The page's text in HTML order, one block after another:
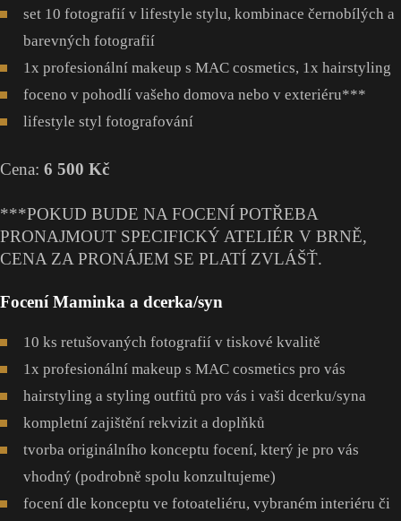
set 10 fotografií v lifestyle stylu, kombinace černobílých a
barevných fotografií
1x profesionální makeup s MAC cosmetics, 1x hairstyling
foceno v pohodlí vašeho domova nebo v exteriéru***
lifestyle styl fotografování
Cena: 6 500 Kč
***POKUD BUDE NA FOCENÍ POTŘEBA
PRONAJMOUT SPECIFICKÝ ATELIÉR V BRNĚ,
CENA ZA PRONÁJEM SE PLATÍ ZVLÁŠŤ.
Focení Maminka a dcerka/syn
10 ks retušovaných fotografií v tiskové kvalitě
1x profesionální makeup s MAC cosmetics pro vás
hairstyling a styling outfitů pro vás i vaši dcerku/syna
kompletní zajištění rekvizit a doplňků
tvorba originálního konceptu focení, který je pro vás
vhodný (podrobně spolu konzultujeme)
focení dle konceptu ve fotoateliéru, vybraném interiéru či